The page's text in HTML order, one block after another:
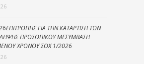
ΓΙΑ ΤΗΝ ΚΑΤΑΡΤΙΣΗ ΤΩΝ
ΠΡΟΣΩΠΙΚΟΥ ΜΕΣΥΜΒΑΣΗ
ΧΡΟΝΟΥ ΣΟΧ 1/2026